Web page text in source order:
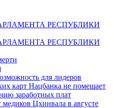
РЕСПУБЛИКИ
РЕСПУБЛИКИ
для лидеров
карт Нацбанка не помешает
заработных плат
медиков Цхинвала в августе